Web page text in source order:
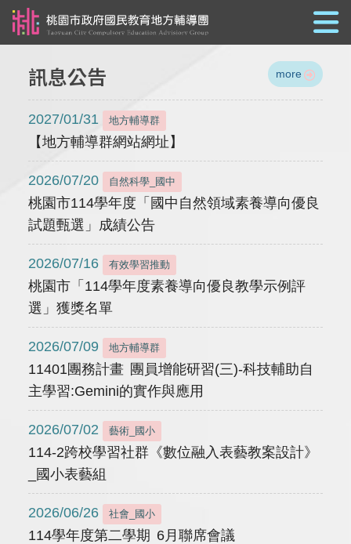
訊息公告 more
2027/01/31 地方輔導群
【地方輔導群網站網址】
2026/07/20 自然科學_國中
桃園市114學年度「國中自然領域素養導向優良
試題甄選」成績公告
2026/07/16 有效學習推動
桃園市「114學年度素養導向優良教學示例評
選」獲獎名單
2026/07/09 地方輔導群
11401團務計畫 團員增能研習(三)-科技輔助自
主學習:Gemini的實作與應用
2026/07/02 藝術_國小
114-2跨校學習社群《數位融入表藝教案設計》
_國小表藝組
2026/06/26 社會_國小
114學年度第二學期 6月聯席會議